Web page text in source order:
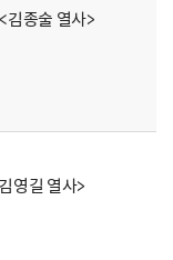
김종술 열사>
영길 열사>